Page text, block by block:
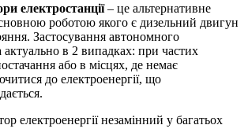
електростанції– це альтернативне
роботою якого є дизельний двигун
Застосування автономного
актуально в 2 випадках: при частих
або в місцях, де немає
до електроенергії, що
електроенергії незамінний у багатьох